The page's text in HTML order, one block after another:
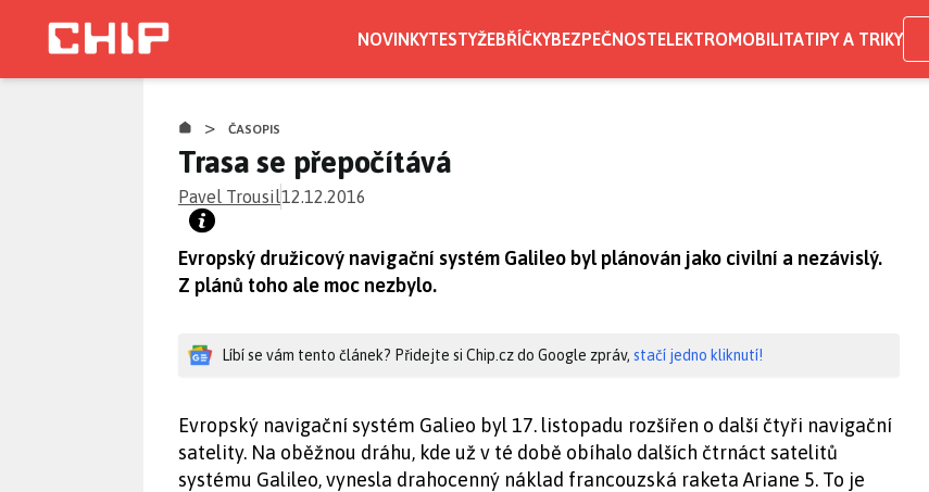
NOVINKYTESTYŽEBŘÍČKYBEZPEČNOSTELEKTROMOBILITATIPY A TRIKY
> ČASOPIS
Trasa se přepočítává
Pavel Trousil12.12.2016
Evropský družicový navigační systém Galileo byl plánován jako civilní a nezávislý.
Z plánů toho ale moc nezbylo.
Líbí se vám tento článek? Přidejte si Chip.cz do Google zpráv, stačí jedno kliknutí!
Evropský navigační systém Galieo byl 17. listopadu rozšířen o další čtyři navigační
satelity. Na oběžnou dráhu, kde už v té době obíhalo dalších čtrnáct satelitů
systému Galileo, vynesla drahocenný náklad francouzská raketa Ariane 5. To je